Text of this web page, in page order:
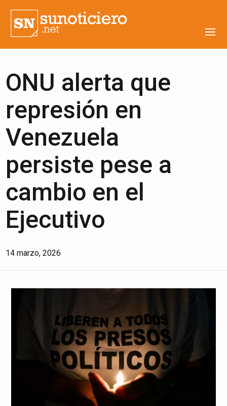
ONU alerta que
represión en
Venezuela
persiste pese a
cambio en el
Ejecutivo
14 marzo, 2026